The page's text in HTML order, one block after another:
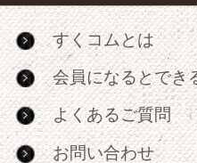
すくコムとは
会員になるとでき
よくあるご質問
お問い合わせ